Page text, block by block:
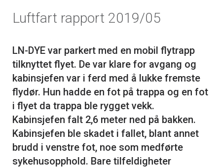
Luftfart rapport 2019/05
LN-DYE var parkert med en mobil flytrapp
tilknyttet flyet. De var klare for avgang og
kabinsjefen var i ferd med å lukke fremste
flydør. Hun hadde en fot på trappa og en fot
i flyet da trappa ble rygget vekk.
Kabinsjefen falt 2,6 meter ned på bakken.
Kabinsjefen ble skadet i fallet, blant annet
brudd i venstre fot, noe som medførte
sykehusopphold. Bare tilfeldigheter